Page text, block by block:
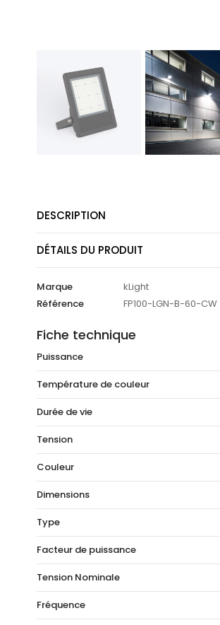
DESCRIPTION
DÉTAILS DU PRODUIT
Marque
kLight
Référence
FP100-LGN-B-60-CW
Fiche technique
Puissance
Température de couleur
Durée de vie
Tension
Couleur
Dimensions
Type
Facteur de puissance
Tension Nominale
Fréquence